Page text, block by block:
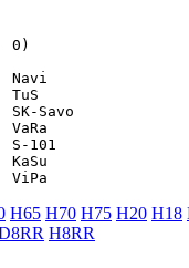
0)
Navi
TuS
SK-Savo
VaRa
S-101
KaSu
H65 H70 H75 H20 H18
H8RR